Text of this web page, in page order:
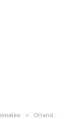
» Orlando Ribalta retira a los tres bateadores enfrentados en relevo frente a San Diego